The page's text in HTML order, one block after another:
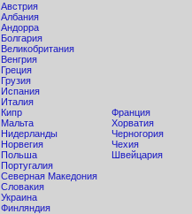
Австрия
Албания
Андорра
Болгария
Великобритания
Венгрия
Греция
Грузия
Испания
Италия
Кипр
Мальта
Нидерланды
Норвегия
Польша
Португалия
Северная Македония
Словакия
Украина
Финляндия
Франция
Хорватия
Черногория
Чехия
Швейцария